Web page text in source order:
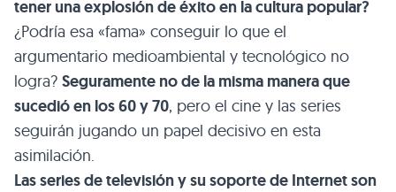
tener una explosión de éxito en la cultura popular?
¿Podría esa «fama» conseguir lo que el
argumentario medioambiental y tecnológico no
logra? Seguramente no de la misma manera que
sucedió en los 60 y 70, pero el cine y las series
seguirán jugando un papel decisivo en esta
asimilación.
Las series de televisión y su soporte de Internet son